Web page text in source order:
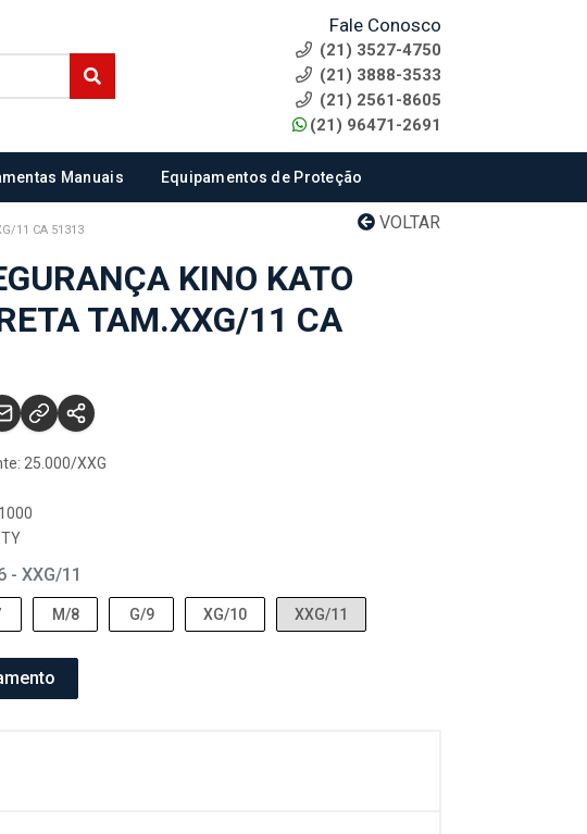
Fale Conosco
(21) 3527-4750
(21) 3888-3533
(21) 2561-8605
(21) 96471-2691
Manuais Equipamentos de Proteção
VOLTAR
11 CA 51313
KINO KATO
TAM.XXG/11 CA
25.000/XXG
- XXG/11
M/8 G/9 XG/10 XXG/11